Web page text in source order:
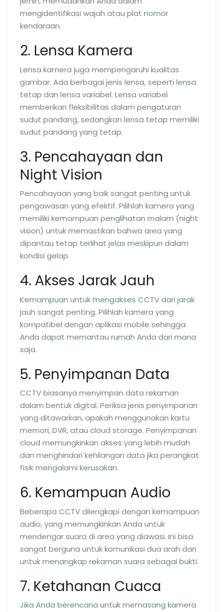
mengidentifikasi wajah atau plat nomor
kendaraan.
2. Lensa Kamera
Lensa kamera juga mempengaruhi kualitas
gambar. Ada berbagai jenis lensa, seperti lensa
tetap dan lensa variabel. Lensa variabel
memberikan fleksibilitas dalam pengaturan
sudut pandang, sedangkan lensa tetap memiliki
sudut pandang yang tetap.
3. Pencahayaan dan
Night Vision
Pencahayaan yang baik sangat penting untuk
pengawasan yang efektif. Pilihlah kamera yang
memiliki kemampuan penglihatan malam (night
vision) untuk memastikan bahwa area yang
dipantau tetap terlihat jelas meskipun dalam
kondisi gelap.
4. Akses Jarak Jauh
Kemampuan untuk mengakses CCTV dari jarak
jauh sangat penting. Pilihlah kamera yang
kompatibel dengan aplikasi mobile sehingga
Anda dapat memantau rumah Anda dari mana
saja.
5. Penyimpanan Data
CCTV biasanya menyimpan data rekaman
dalam bentuk digital. Periksa jenis penyimpanan
yang ditawarkan, apakah menggunakan kartu
memori, DVR, atau cloud storage. Penyimpanan
cloud memungkinkan akses yang lebih mudah
dan menghindari kehilangan data jika perangkat
fisik mengalami kerusakan.
6. Kemampuan Audio
Beberapa CCTV dilengkapi dengan kemampuan
audio, yang memungkinkan Anda untuk
mendengar suara di area yang diawasi. Ini bisa
sangat berguna untuk komunikasi dua arah dan
untuk menangkap rekaman suara sebagai bukti.
7. Ketahanan Cuaca
Jika Anda berencana untuk memasang kamera